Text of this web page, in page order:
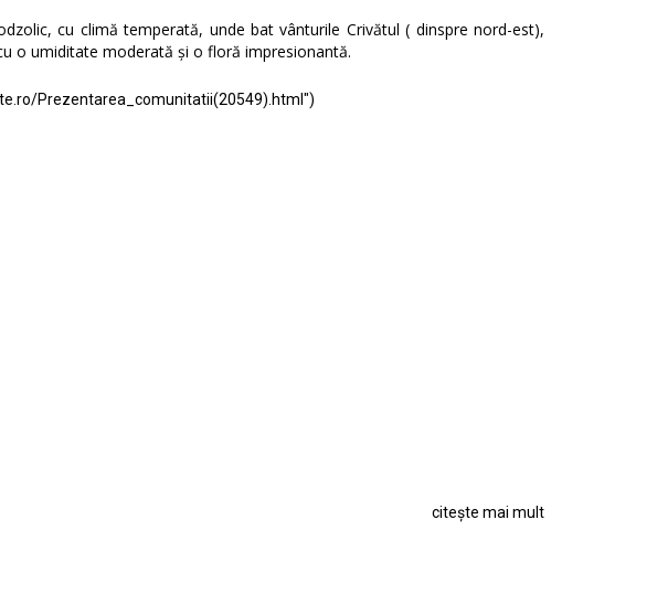
cu climă temperată, unde bat vânturile Crivătul ( dinspre nord-est),
o umiditate moderată și o floră impresionantă.
Prezentarea_comunitatii(20549).html")
citește mai mult